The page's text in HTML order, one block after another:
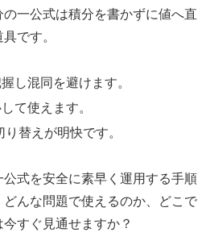
一公式は積分を書かずに値へ直
です。
し混同を避けます。
て使えます。
替えが明快です。
式を安全に素早く運用する手順
んな問題で使えるのか、どこで
すぐ見通せますか？